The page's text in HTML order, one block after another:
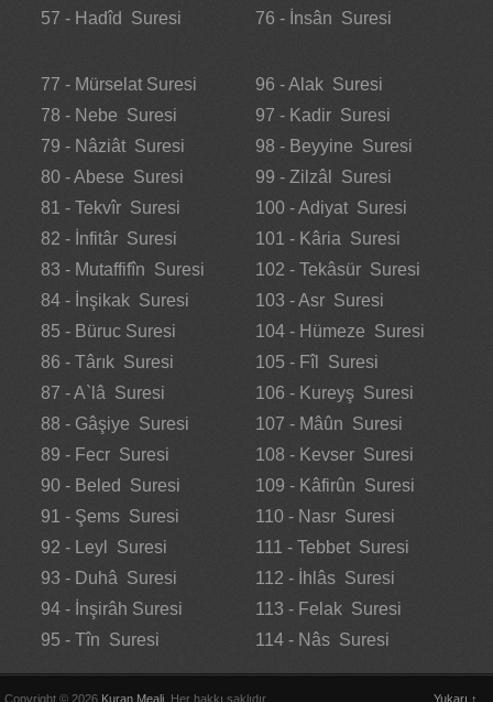
57 - Hadîd Suresi
76 - İnsân Suresi
77 - Mürselat Suresi
78 - Nebe Suresi
79 - Nâziât Suresi
80 - Abese Suresi
81 - Tekvîr Suresi
82 - İnfitâr Suresi
83 - Mutaffifîn Suresi
84 - İnşikak Suresi
85 - Büruc Suresi
86 - Târık Suresi
87 - A`lâ Suresi
88 - Gâşiye Suresi
89 - Fecr Suresi
90 - Beled Suresi
91 - Şems Suresi
92 - Leyl Suresi
93 - Duhâ Suresi
94 - İnşirâh Suresi
95 - Tîn Suresi
96 - Alak Suresi
97 - Kadir Suresi
98 - Beyyine Suresi
99 - Zilzâl Suresi
100 - Adiyat Suresi
101 - Kâria Suresi
102 - Tekâsür Suresi
103 - Asr Suresi
104 - Hümeze Suresi
105 - Fîl Suresi
106 - Kureyş Suresi
107 - Mâûn Suresi
108 - Kevser Suresi
109 - Kâfirûn Suresi
110 - Nasr Suresi
111 - Tebbet Suresi
112 - İhlâs Suresi
113 - Felak Suresi
114 - Nâs Suresi
Copyright © 2026 Kuran Meali . Her hakkı saklıdır. Yukarı ↑